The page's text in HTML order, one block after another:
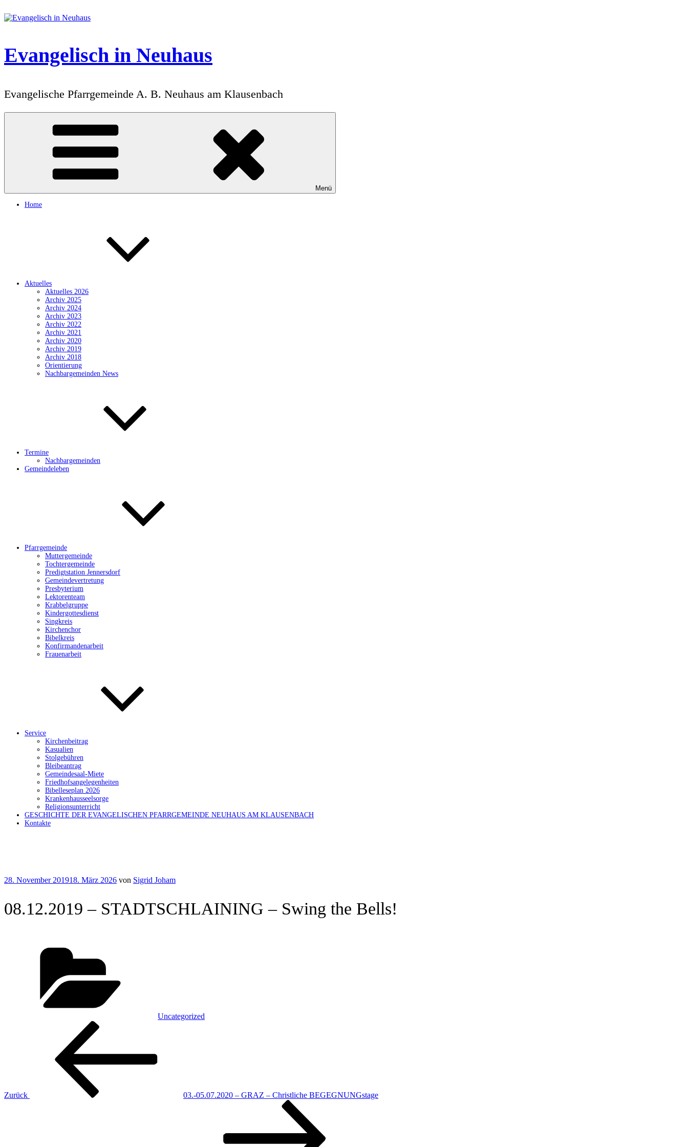
Inhalt
Evangelisch in Neuhaus
Evangelische Pfarrgemeinde A. B. Neuhaus am Klausenbach
Menü
Home
Aktuelles
Aktuelles 2026
Archiv 2025
Archiv 2024
Archiv 2023
Archiv 2022
Archiv 2021
Archiv 2020
Archiv 2019
Archiv 2018
Orientierung
Nachbargemeinden News
Termine
Nachbargemeinden
Gemeindeleben
Pfarrgemeinde
Muttergemeinde
Tochtergemeinde
Predigtstation Jennersdorf
Gemeindevertretung
Presbyterium
Lektorenteam
Krabbelgruppe
Kindergottesdienst
Singkreis
Kirchenchor
Bibelkreis
Konfirmandenarbeit
Frauenarbeit
Service
Kirchenbeitrag
Kasualien
Stolgebühren
Bleibeantrag
Gemeindesaal-Miete
Friedhofsangelegenheiten
Bibelleseplan 2026
Krankenhausseelsorge
Religionsunterricht
GESCHICHTE DER EVANGELISCHEN PFARRGEMEINDE NEUHAUS AM KLAUSENBACH
Kontakte
Veröffentlicht
28. November 201918. März 2026 von Sigrid Joham
08.12.2019 – STADTSCHLAINING – Swing the Bells!
Uncategorized
Beitragsnavigation
Zurück
03.-05.07.2020 – GRAZ – Christliche BEGEGNUNGstage